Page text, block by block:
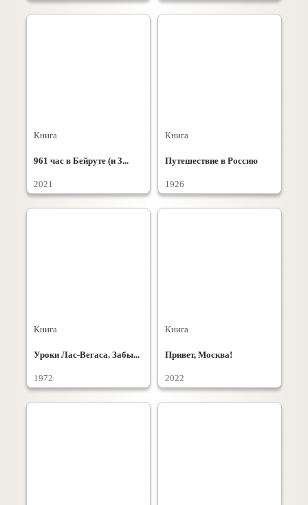
Книга
961 час в Бейруте (и 3...
2021
Книга
Путешествие в Россию
1926
Книга
Уроки Лас-Вегаса. Забы...
1972
Книга
Привет, Москва!
2022